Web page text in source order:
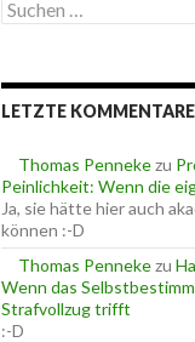
g
o
n
S
u
e
n
c
h
:
LETZTE KOMMENTARE
Thomas Pennekezu
Peinlichkeit: Wenn die
Ja, sie hätte hier auch
können :-D
Thomas Pennekezu
Wenn das
Strafvollzug trifft
:-D